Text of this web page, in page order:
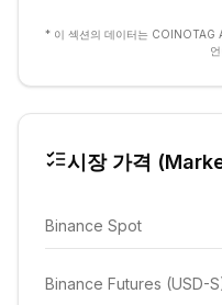
* 이 섹션의 데이터는 COINOTAG
시장 가격
Binance Spot
Binance Futures (USD-